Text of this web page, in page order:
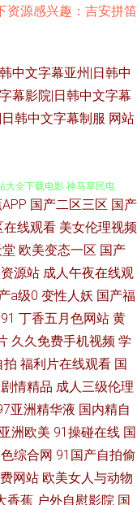
资源感兴趣：吉安拼笛
中文字幕亚州|日韩中
幕影院|日韩中文字幕
韩中文字幕制服 网站
品免费在线观看 欧美成人
大全下载电影 神马草民电
视频 成人的性生注 日本伦
丁香园婷婷 中文字幕日本
观看 久久一级视频 一区
忘忧草在线直 国产激情大
影 超碰91大片 日本免费
美国产 九一小视频 亚洲
国产二区三区 国产
在线观看 美女伦理视频
欧美变态一区 国产
源站 成人午夜在线观
a级0 变性人妖 国产福
丁香五月色网站 黄
久久免费手机视频 学
拍 福利片在线观看 国
情精品 成人三级伦理
亚洲精华液 国内精自
洲欧美 91操碰在线 国
综合网 91国产自拍偷
网站 欧美女人与动物
香蕉 户外自慰影院 国